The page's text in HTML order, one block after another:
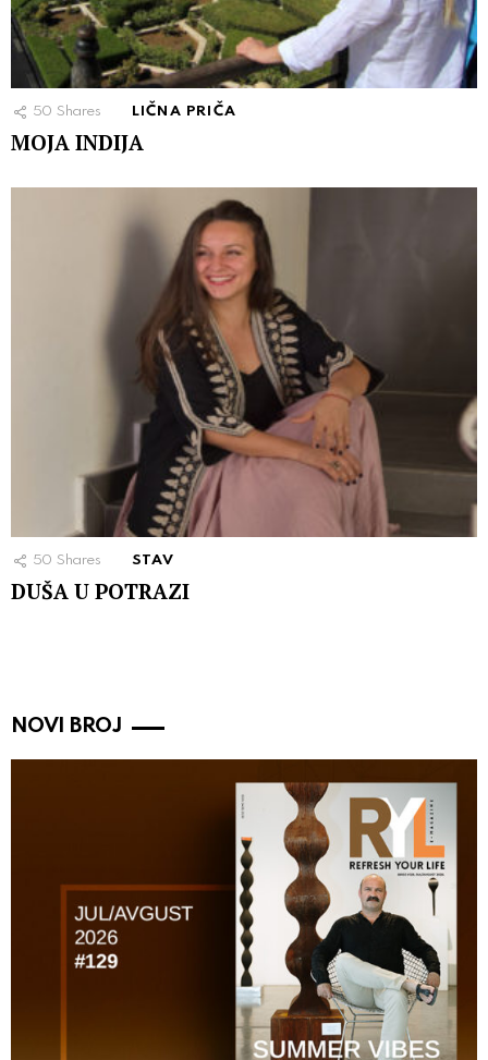
50 Shares LIČNA PRIČA
MOJA INDIJA
50 Shares STAV
DUŠA U POTRAZI
NOVI BROJ